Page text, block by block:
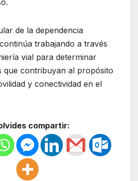
de la dependencia
trabajando a través
vial para determinar
que contribuyan al propósito
y conectividad en el
compartir: